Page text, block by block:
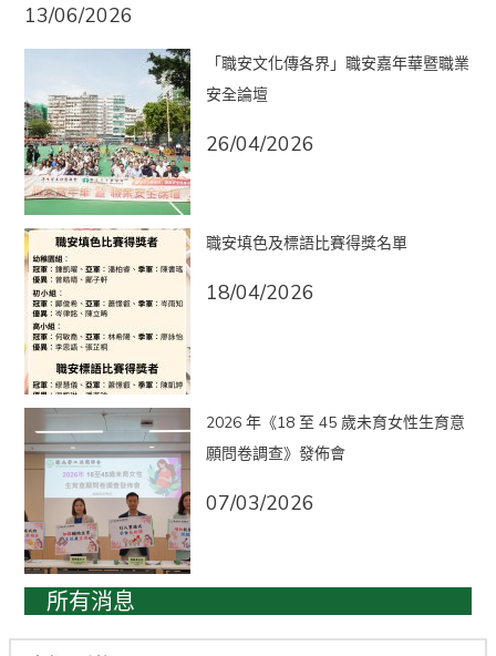
13/06/2026
「職安文化傳各界」職安嘉年華暨職業
安全論壇
26/04/2026
職安填色及標語比賽得獎名單
18/04/2026
2026 年《18 至 45 歲未育女性生育意
願問卷調查》發佈會
07/03/2026
所有消息